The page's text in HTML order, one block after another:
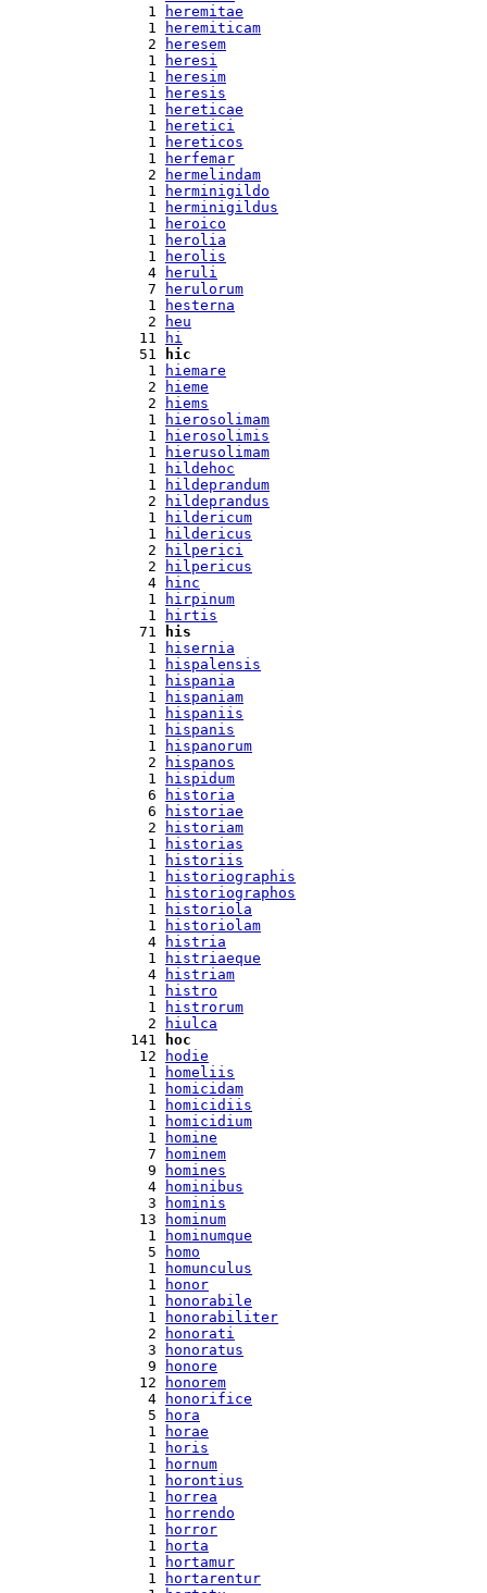
  1
heremitae
  1
heremiticam
  2
heresem
  1
heresi
  1
heresim
  1
heresis
  1
hereticae
  1
heretici
  1
hereticos
  1
herfemar
  2
hermelindam
  1
herminigildo
  1
herminigildus
  1
heroico
  1
herolia
  1
herolis
  4
heruli
  7
herulorum
  1
hesterna
  2
heu
11
hi
51
hic
  1
hiemare
  2
hieme
  2
hiems
  1
hierosolimam
  1
hierosolimis
  1
hierusolimam
  1
hildehoc
  1
hildeprandum
  2
hildeprandus
  1
hildericum
  1
hildericus
  2
hilperici
  2
hilpericus
  4
hinc
  1
hirpinum
  1
hirtis
71
his
  1
hisernia
  1
hispalensis
  1
hispania
  1
hispaniam
  1
hispaniis
  1
hispanis
  1
hispanorum
  2
hispanos
  1
hispidum
  6
historia
  6
historiae
  2
historiam
  1
historias
  1
historiis
  1
historiographis
  1
historiographos
  1
historiola
  1
historiolam
  4
histria
  1
histriaeque
  4
histriam
  1
histro
  1
histrorum
  2
hiulca
141
hoc
12
hodie
  1
homeliis
  1
homicidam
  1
homicidiis
  1
homicidium
  1
homine
  7
hominem
  9
homines
  4
hominibus
  3
hominis
13
hominum
  1
hominumque
  5
homo
  1
homunculus
  1
honor
  1
honorabile
  1
honorabiliter
  2
honorati
  3
honoratus
  9
honore
12
honorem
  4
honorifice
  5
hora
  1
horae
  1
horis
  1
hornum
  1
horontius
  1
horrea
  1
horrendo
  1
horror
  1
horta
  1
hortamur
  1
hortarentur